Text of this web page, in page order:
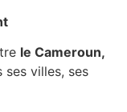
le Cameroun,
ses villes, ses